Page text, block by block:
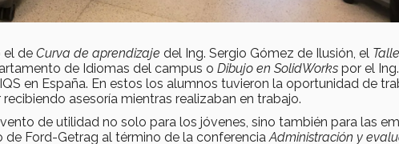
el de Curva de aprendizaje del Ing. Sergio Gómez de Ilusión, el
de Idiomas del campus o Dibujo en SolidWorks por el
en España. En estos los alumnos tuvieron la oportunidad de
asesoría mientras realizaban en trabajo.
de utilidad no solo para los jóvenes, sino también para las
de Ford-Getrag al término de la conferenciaAdministración y